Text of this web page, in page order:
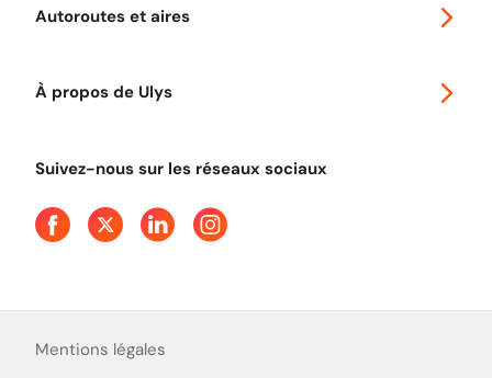
Autoroutes et aires
À propos de Ulys
Suivez-nous sur les réseaux sociaux
Mentions légales